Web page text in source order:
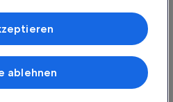
der Expedia Group. Alle Rechte
Logo sind Handelsmarken oder
auf Informationen auf einem
Werbung und Inhalte, Messung
Performance von Inhalten,
ablehnen